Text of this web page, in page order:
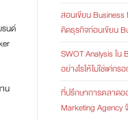
รนด์
น
สอนเขียน Business
คิดธุรกิจก่อนเขียน
SWOT Analysis ใน
อย่างไรให้ไม่ใช่แค่กร
ที่ปรึกษาการตลาดอ
Marketing Agency